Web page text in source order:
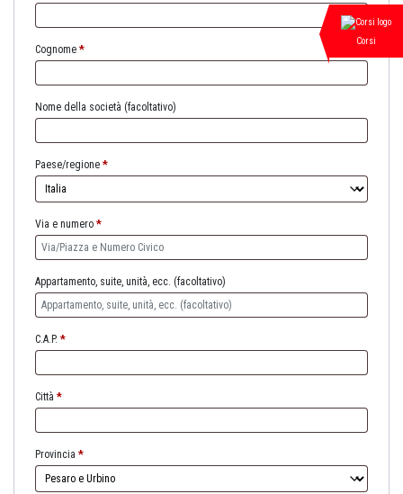
Cognome *
Nome della società (facoltativo)
Paese/regione *
Via e numero *
Appartamento, suite, unità, ecc. (facoltativo)
C.A.P. *
Città *
Provincia *
Corsi